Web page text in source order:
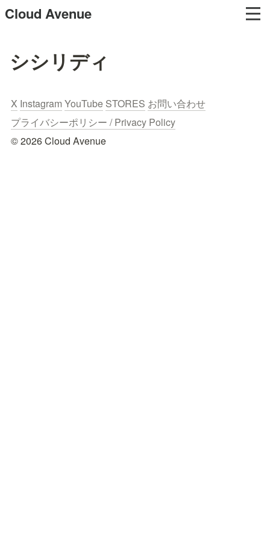
Cloud Avenue
シシリディ
X Instagram YouTube STORES お問い合わせ
プライバシーポリシー / Privacy Policy
© 2026 Cloud Avenue